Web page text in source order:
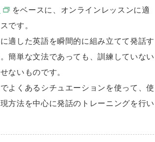
をベースに、オンラインレッスンに適
です。
適した英語を瞬間的に組み立てて発話す
簡単な文法であっても、訓練していない
ないものです。
よくあるシチュエーションを使って、使
方法を中心に発話のトレーニングを行い